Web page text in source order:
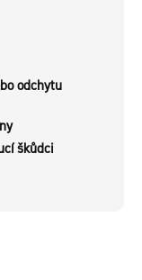
odchytu
škůdci